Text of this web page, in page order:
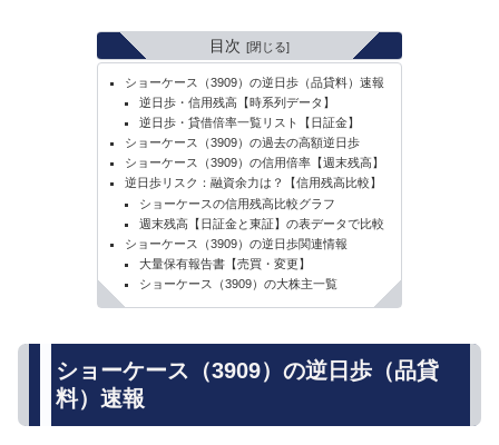
目次
ショーケース（3909）の逆日歩（品貸料）速報
逆日歩・信用残高【時系列データ】
逆日歩・貸借倍率一覧リスト【日証金】
ショーケース（3909）の過去の高額逆日歩
ショーケース（3909）の信用倍率【週末残高】
逆日歩リスク：融資余力は？【信用残高比較】
ショーケースの信用残高比較グラフ
週末残高【日証金と東証】の表データで比較
ショーケース（3909）の逆日歩関連情報
大量保有報告書【売買・変更】
ショーケース（3909）の大株主一覧
ショーケース（3909）の逆日歩（品貸
料）速報